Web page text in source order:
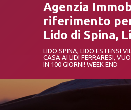
Agenzia
riferimento
Lido di Spina,
LIDO SPINA, LIDO ESTENSI
CASA AI LIDI FERRARESI,
IN 100 GIORNI! WEEK END